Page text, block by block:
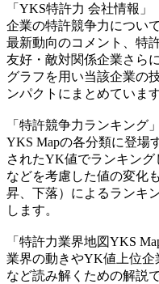
「YKS特許力 会社情報」
企業の特許競争力につい
最新動向のコメント、特
友好・敵対関係企業さら
グラフを用い当該企業の
ンパクトにまとめています
「特許競争力ランキング」
YKS Mapの各分類に登場
されたYK値でランキン
などを考慮した値の変化
昇、下落）によるランキ
します。
「特許力業界地図YKS
業界の動きやYK値上位
など読み解くための解説で